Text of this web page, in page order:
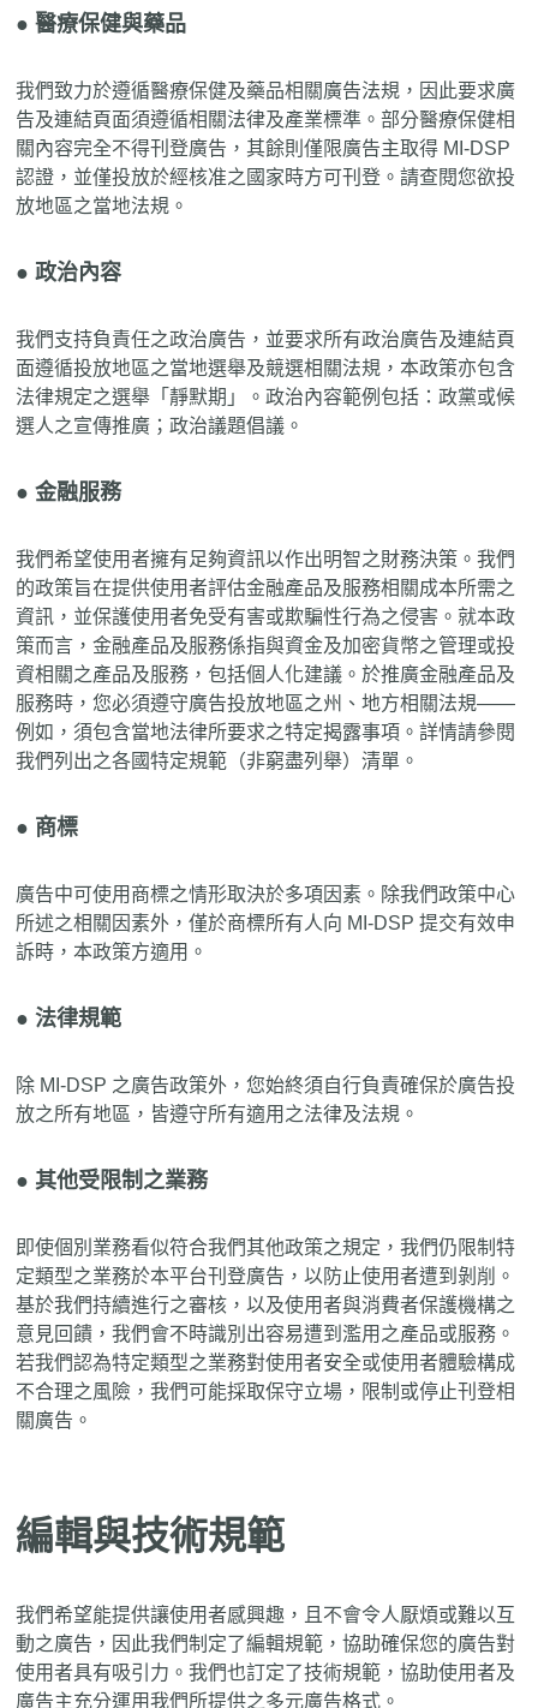
● 醫療保健與藥品
我們致力於遵循醫療保健及藥品相關廣告法規，因此要求廣
告及連結頁面須遵循相關法律及產業標準。部分醫療保健相
關內容完全不得刊登廣告，其餘則僅限廣告主取得 MI-DSP
認證，並僅投放於經核准之國家時方可刊登。請查閱您欲投
放地區之當地法規。
● 政治內容
我們支持負責任之政治廣告，並要求所有政治廣告及連結頁
面遵循投放地區之當地選舉及競選相關法規，本政策亦包含
法律規定之選舉「靜默期」。政治內容範例包括：政黨或候
選人之宣傳推廣；政治議題倡議。
● 金融服務
我們希望使用者擁有足夠資訊以作出明智之財務決策。我們
的政策旨在提供使用者評估金融產品及服務相關成本所需之
資訊，並保護使用者免受有害或欺騙性行為之侵害。就本政
策而言，金融產品及服務係指與資金及加密貨幣之管理或投
資相關之產品及服務，包括個人化建議。於推廣金融產品及
服務時，您必須遵守廣告投放地區之州、地方相關法規——
例如，須包含當地法律所要求之特定揭露事項。詳情請參閱
我們列出之各國特定規範（非窮盡列舉）清單。
● 商標
廣告中可使用商標之情形取決於多項因素。除我們政策中心
所述之相關因素外，僅於商標所有人向 MI-DSP 提交有效申
訴時，本政策方適用。
● 法律規範
除 MI-DSP 之廣告政策外，您始終須自行負責確保於廣告投
放之所有地區，皆遵守所有適用之法律及法規。
● 其他受限制之業務
即使個別業務看似符合我們其他政策之規定，我們仍限制特
定類型之業務於本平台刊登廣告，以防止使用者遭到剝削。
基於我們持續進行之審核，以及使用者與消費者保護機構之
意見回饋，我們會不時識別出容易遭到濫用之產品或服務。
若我們認為特定類型之業務對使用者安全或使用者體驗構成
不合理之風險，我們可能採取保守立場，限制或停止刊登相
關廣告。
編輯與技術規範
我們希望能提供讓使用者感興趣，且不會令人厭煩或難以互
動之廣告，因此我們制定了編輯規範，協助確保您的廣告對
使用者具有吸引力。我們也訂定了技術規範，協助使用者及
廣告主充分運用我們所提供之多元廣告格式。